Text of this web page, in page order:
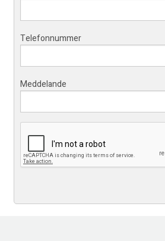
Telefonnummer
Meddelande